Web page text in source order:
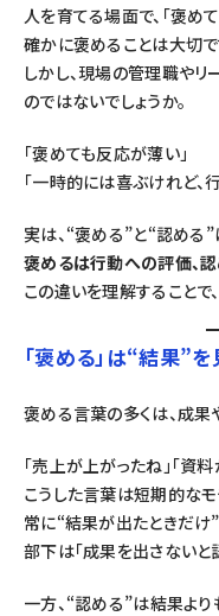
人を育てる場面で、「褒め
確かに褒めることは大切で
しかし、現場の管理職や
のではないでしょうか。
「褒めても反応が薄い」
「一時的には喜ぶけれど、
実は、“褒める”と“認める”
褒めるは行動への評価、
この違いを理解することで
「褒める」は“結果”
褒める言葉の多くは、成果
「売上が上がったね」「資料
こうした言葉は短期的なモ
常に“結果が出たときだけ
部下は「成果を出さないと
一方、“認める”は結果より